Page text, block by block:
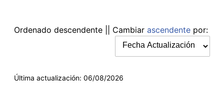
Ordenado descendente || Cambiar ascendente por:
Última actualización: 06/08/2026